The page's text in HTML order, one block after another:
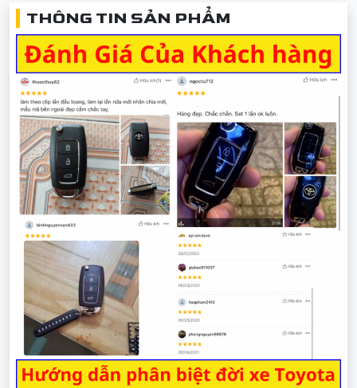
THÔNG TIN SẢN PHẨM